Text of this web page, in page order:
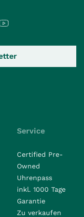
Service
Certified Pre-
Owned
Uhrenpass
inkl. 1000 Tage
Garantie
Zu verkaufen